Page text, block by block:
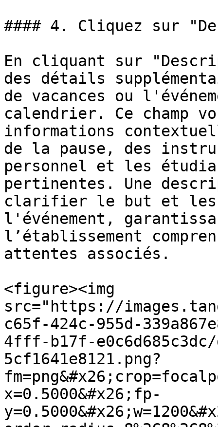
#### 4. Cliquez sur
En cliquant sur
des détails
de vacances ou
calendrier. Ce champ
informations
de la pause, des
personnel et les
pertinentes. Une
clarifier le but et les
l'événement,
l’établissement
attentes associés.
<figure><img
src="https://
c65f-424c-955d-
4fff-b17f-
5cf1641e8121.png?
x=0.5000&#x26;fp-